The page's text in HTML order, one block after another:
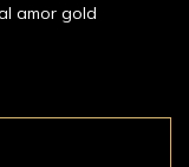
amor gold